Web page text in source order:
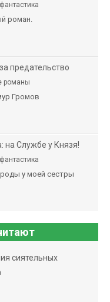
роман.
предательство
романы
Громов
на Службе у Князя!
у моей сестры
сиятельных